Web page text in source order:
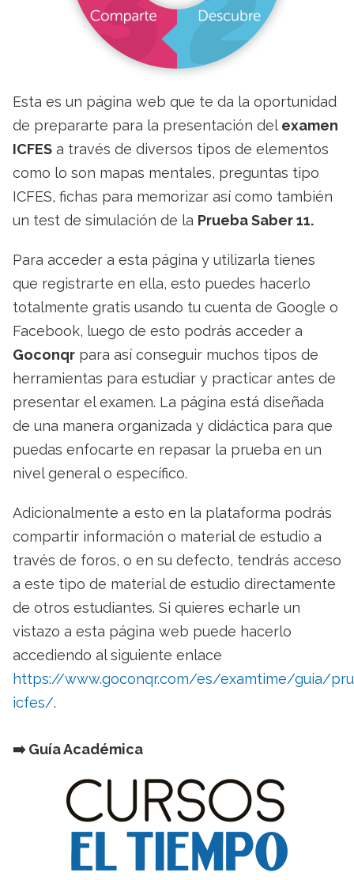
Esta es un página web que te da la oportunidad
de prepararte para la presentación del examen
ICFES a través de diversos tipos de elementos
como lo son mapas mentales, preguntas tipo
ICFES, fichas para memorizar así como también
un test de simulación de la Prueba Saber 11.
Para acceder a esta página y utilizarla tienes
que registrarte en ella, esto puedes hacerlo
totalmente gratis usando tu cuenta de Google o
Facebook, luego de esto podrás acceder a
Goconqr para así conseguir muchos tipos de
herramientas para estudiar y practicar antes de
presentar el examen. La página está diseñada
de una manera organizada y didáctica para que
puedas enfocarte en repasar la prueba en un
nivel general o específico.
Adicionalmente a esto en la plataforma podrás
compartir información o material de estudio a
través de foros, o en su defecto, tendrás acceso
a este tipo de material de estudio directamente
de otros estudiantes. Si quieres echarle un
vistazo a esta página web puede hacerlo
accediendo al siguiente enlace
https://www.goconqr.com/es/examtime/guia/
icfes/.
➡️​ Guía Académica